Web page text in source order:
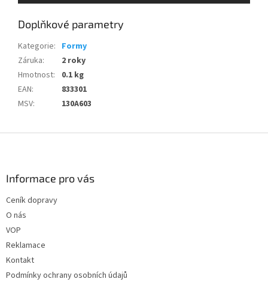
Doplňkové parametry
Kategorie: Formy
Záruka:
2 roky
Hmotnost:
0.1 kg
EAN:
833301
MSV: 130A603
Informace pro vás
Ceník dopravy
O nás
VOP
Reklamace
Kontakt
Podmínky ochrany osobních údajů